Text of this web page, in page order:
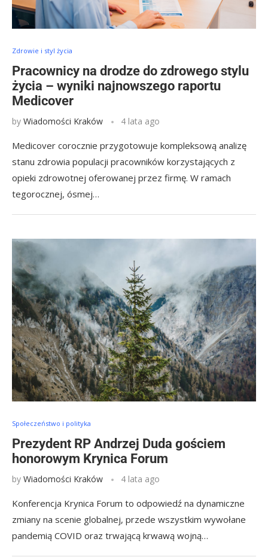
Zdrowie i styl życia
Pracownicy na drodze do zdrowego stylu
życia – wyniki najnowszego raportu
Medicover
by Wiadomości Kraków 4 lata ago
Medicover corocznie przygotowuje kompleksową analizę
stanu zdrowia populacji pracowników korzystających z
opieki zdrowotnej oferowanej przez firmę. W ramach
tegorocznej, ósmej…
Społeczeństwo i polityka
Prezydent RP Andrzej Duda gościem
honorowym Krynica Forum
by Wiadomości Kraków 4 lata ago
Konferencja Krynica Forum to odpowiedź na dynamiczne
zmiany na scenie globalnej, przede wszystkim wywołane
pandemią COVID oraz trwającą krwawą wojną…